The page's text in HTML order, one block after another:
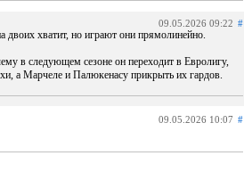
09.05.2026 09:22 #
двоих хватит, но играют они прямолинейно.
в следующем сезоне он переходит в Евролигу,
а Марчеле и Палюкенасу прикрыть их гардов.
09.05.2026 10:07 #